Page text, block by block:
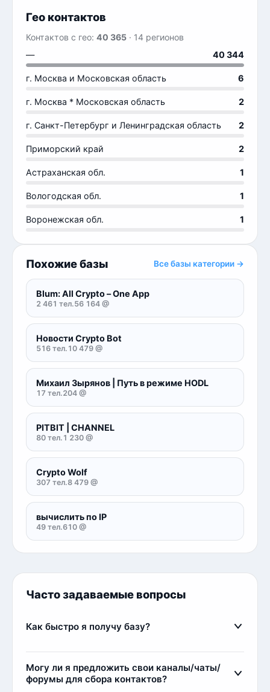
Гео контактов
Контактов с гео: 40 365 · 14 регионов
—
40 344
г. Москва и Московская область 6
г. Москва * Московская область 2
г. Санкт-Петербург и Ленинградская область 2
Приморский край 2
Астраханская обл. 1
Вологодская обл. 1
Воронежская обл. 1
Похожие базы Все базы категории →
Blum: All Crypto – One App
2 461 тел.56 164 @
Новости Crypto Bot
516 тел. 10 479 @
Михаил Зырянов | Путь в режиме HODL
17 тел.204 @
PITBIT | CHANNEL
80 тел. 1 230 @
Crypto Wolf
307 тел.8 479 @
вычислить по IP
49 тел.610 @
Часто задаваемые вопросы
Как быстро я получу базу?
Менеджер проверит оплату и сразу выдаст
ссылку на скачивание базы. Обычно это занимает
Могу ли я предложить свои каналы/чаты/
форумы для сбора контактов?